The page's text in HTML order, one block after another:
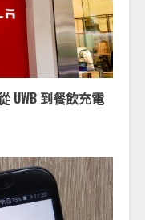
UWB 到餐飲充電